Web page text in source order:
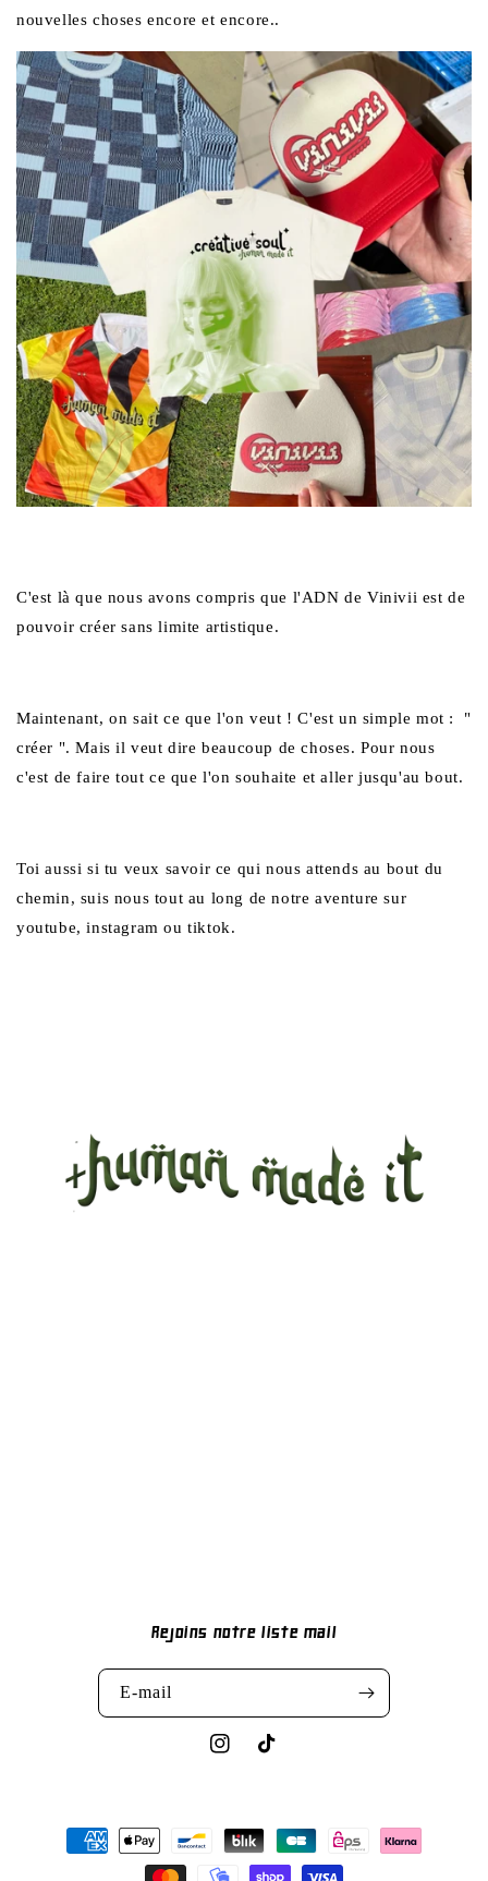
nouvelles choses encore et encore..
C'est là que nous avons compris que l'ADN de Vinivii est de
pouvoir créer sans limite artistique.
Maintenant, on sait ce que l'on veut ! C'est un simple mot :
"
créer ". Mais il veut dire beaucoup de choses. Pour nous
c'est de faire tout ce que l'on souhaite et aller jusqu'au bout.
Toi aussi si tu veux savoir ce qui nous attends au bout du
chemin, suis nous tout au long de notre aventure sur
youtube, instagram ou tiktok.
Rejoins notre liste mail
E-mail
InstagramTikTok
Moyens